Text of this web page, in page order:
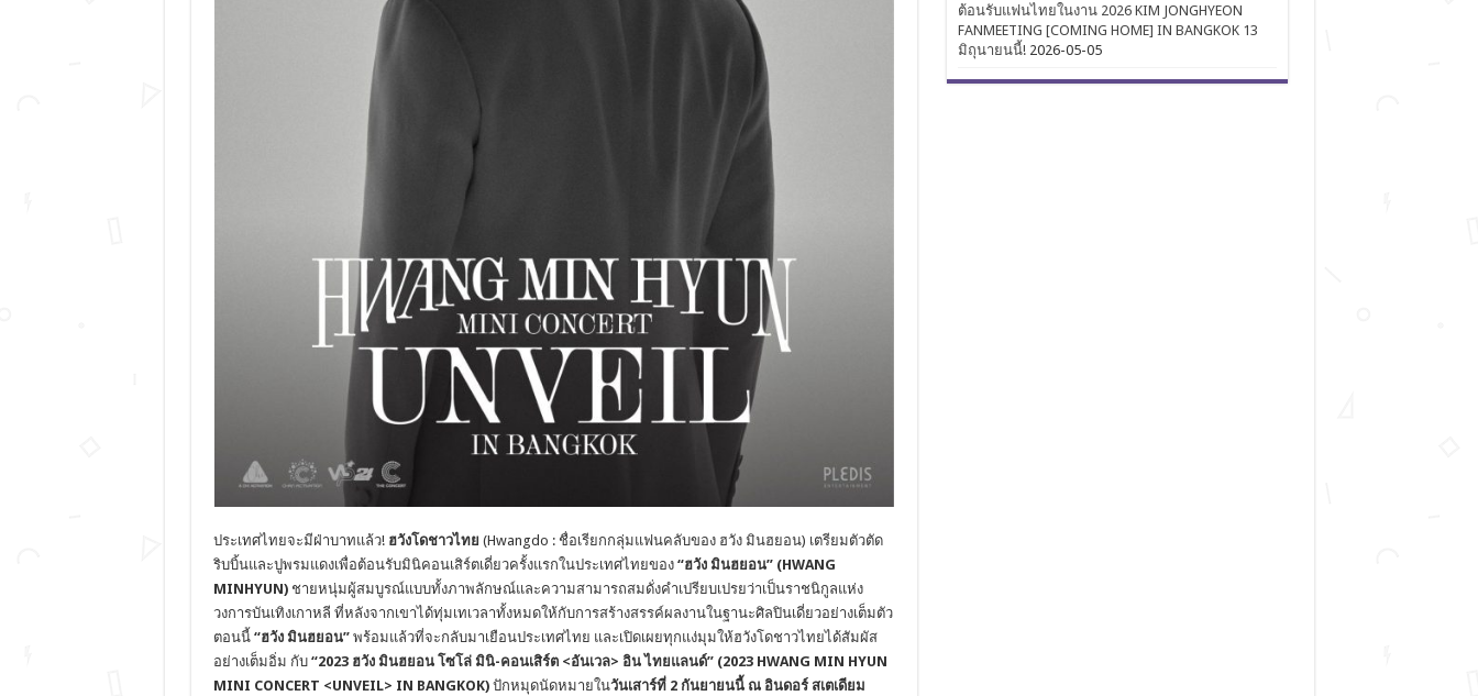
ประเทศไทยจะมีฝ่าบาทแล้ว! ฮวังโดชาวไทย (Hwangdo : ชื่อเรียกกลุ่มแฟนคลับของ ฮวัง มินฮยอน) เตรียมตัวตัด
ริบบิ้นและปูพรมแดงเพื่อต้อนรับมินิคอนเสิร์ตเดี่ยวครั้งแรกในประเทศไทยของ “ฮวัง มินฮยอน” (HWANG
MINHYUN)ชายหนุ่มผู้สมบูรณ์แบบทั้งภาพลักษณ์และความสามารถสมดั่งคำเปรียบเปรยว่าเป็นราชนิกูลแห่ง
วงการบันเทิงเกาหลี ที่หลังจากเขาได้ทุ่มเทเวลาทั้งหมดให้กับการสร้างสรรค์ผลงานในฐานะศิลปินเดี่ยวอย่างเต็มตัว
ตอนนี้ “ฮวัง มินฮยอน”พร้อมแล้วที่จะกลับมาเยือนประเทศไทย และเปิดเผยทุกแง่มุมให้ฮวังโดชาวไทยได้สัมผัส
อย่างเต็มอิ่ม กับ “2023 ฮวัง มินฮยอน โซโล่ มินิ-คอนเสิร์ต <อันเวล> อิน ไทยแลนด์” (2023 HWANG MIN HYUN
MINI CONCERT <UNVEIL> IN BANGKOK)ปักหมุดนัดหมายในวันเสาร์ที่ 2 กันยายนนี้ ณ อินดอร์ สเตเดียม
ต้อนรับแฟนไทยในงาน 2026 KIM JONGHYEON
FANMEETING [COMING HOME] IN BANGKOK 13
มิถุนายนนี้! 2026-05-05